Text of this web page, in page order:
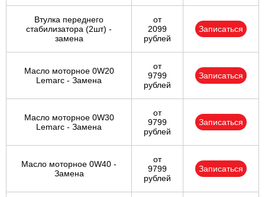
Втулка переднего
стабилизатора (2шт) -
замена
от
2099
рублей
Записаться
Масло моторное 0W20
Lemarc - Замена
от
9799
рублей
Записаться
Масло моторное 0W30
Lemarc - Замена
от
9799
рублей
Записаться
Масло моторное 0W40 -
Замена
от
9799
рублей
Записаться